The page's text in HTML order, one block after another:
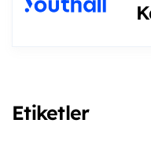
Etiketler